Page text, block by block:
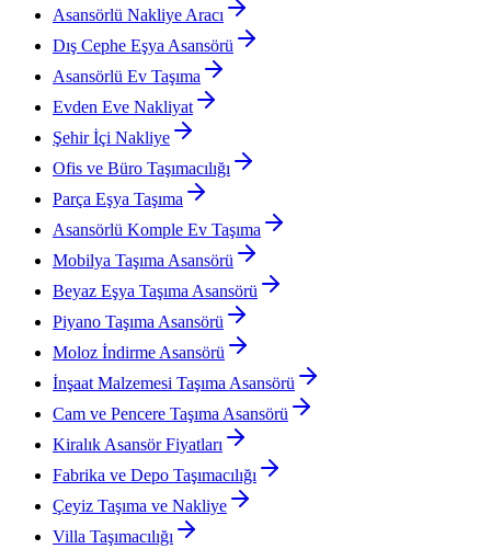
Asansörlü Nakliye Aracı
Dış Cephe Eşya Asansörü
Asansörlü Ev Taşıma
Evden Eve Nakliyat
Şehir İçi Nakliye
Ofis ve Büro Taşımacılığı
Parça Eşya Taşıma
Asansörlü Komple Ev Taşıma
Mobilya Taşıma Asansörü
Beyaz Eşya Taşıma Asansörü
Piyano Taşıma Asansörü
Moloz İndirme Asansörü
İnşaat Malzemesi Taşıma Asansörü
Cam ve Pencere Taşıma Asansörü
Kiralık Asansör Fiyatları
Fabrika ve Depo Taşımacılığı
Çeyiz Taşıma ve Nakliye
Villa Taşımacılığı